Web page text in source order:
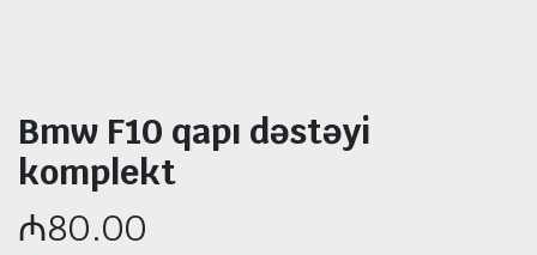
Bmw F10 qapı dəstəyi
komplekt
₼80.00